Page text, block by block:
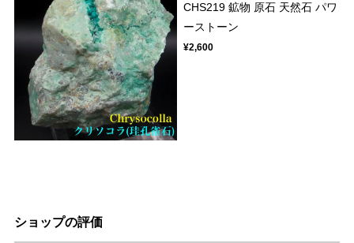
CHS219 鉱物 原石 天然石 パワ
ーストーン
¥2,600
ショップの評価